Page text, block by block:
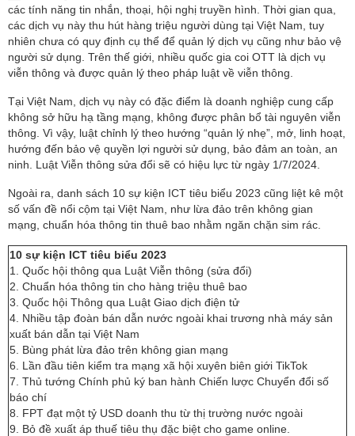
các tính năng tin nhắn, thoại, hội nghị truyền hình. Thời gian qua,
các dịch vụ này thu hút hàng triệu người dùng tại Việt Nam, tuy
nhiên chưa có quy định cụ thể để quản lý dịch vụ cũng như bảo vệ
người sử dụng. Trên thế giới, nhiều quốc gia coi OTT là dịch vụ
viễn thông và được quản lý theo pháp luật về viễn thông.
Tại Việt Nam, dịch vụ này có đặc điểm là doanh nghiệp cung cấp
không sở hữu hạ tầng mạng, không được phân bổ tài nguyên viễn
thông. Vì vậy, luật chỉnh lý theo hướng “quản lý nhẹ”, mở, linh hoạt,
hướng đến bảo vệ quyền lợi người sử dụng, bảo đảm an toàn, an
ninh. Luật Viễn thông sửa đổi sẽ có hiệu lực từ ngày 1/7/2024.
Ngoài ra, danh sách 10 sự kiện ICT tiêu biểu 2023 cũng liệt kê một
số vấn đề nổi cộm tại Việt Nam, như lừa đảo trên không gian
mạng, chuẩn hóa thông tin thuê bao nhằm ngăn chặn sim rác.
10 sự kiện ICT tiêu biểu 2023
1. Quốc hội thông qua Luật Viễn thông (sửa đổi)
2. Chuẩn hóa thông tin cho hàng triệu thuê bao
3. Quốc hội Thông qua Luật Giao dịch điện tử
4. Nhiều tập đoàn bán dẫn nước ngoài khai trương nhà máy sản
xuất bán dẫn tại Việt Nam
5. Bùng phát lừa đảo trên không gian mạng
6. Lần đầu tiên kiểm tra mạng xã hội xuyên biên giới TikTok
7. Thủ tướng Chính phủ ký ban hành Chiến lược Chuyển đổi số
báo chí
8. FPT đạt một tỷ USD doanh thu từ thị trường nước ngoài
9. Bỏ đề xuất áp thuế tiêu thụ đặc biệt cho game online.